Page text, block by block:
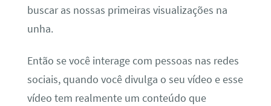
buscar as nossas primeiras visualizações na
unha.
Então se você interage com pessoas nas redes
sociais, quando você divulga o seu vídeo e esse
vídeo tem realmente um conteúdo que